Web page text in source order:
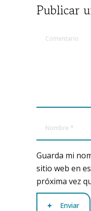
Publicar
Guarda mi
sitio web en
próxima vez
Enviar